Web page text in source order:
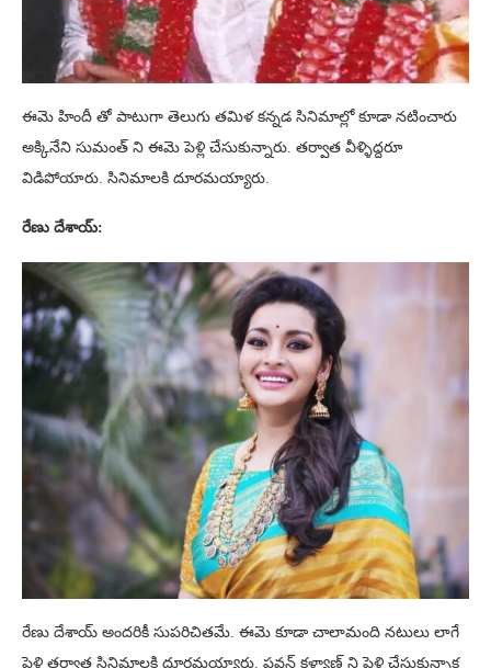
ఈమె హిందీ తో పాటుగా తెలుగు తమిళ కన్నడ సినిమాల్లో కూడా నటించారు
అక్కినేని సుమంత్ ని ఈమె పెళ్లి చేసుకున్నారు. తర్వాత వీళ్ళిద్దరూ
విడిపోయారు. సినిమాలకి దూరమయ్యారు.
రేణు దేశాయ్:
రేణు దేశాయ్ అందరికీ సుపరిచితమే. ఈమె కూడా చాలామంది నటులు లాగే
పెళ్లి తర్వాత సినిమాలకి దూరమయ్యారు. పవన్ కళ్యాణ్ ని పెళ్లి చేసుకున్నాక